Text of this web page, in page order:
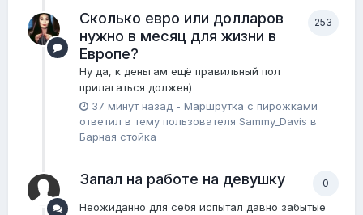
253
Сколько евро или долларов
нужно в месяц для жизни в
Европе?
Ну да, к деньгам ещё правильный пол
прилагаться должен)
37 минут назад - Маршрутка с пирожками
ответил в тему пользователя Sammy_Davis в
Барная стойка
0
Запал на работе на девушку
Неожиданно для себя испытал давно забытые